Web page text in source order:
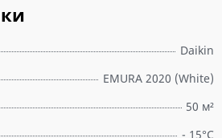
Daikin
EMURA 2020 (White)
50 м²
- 15°С